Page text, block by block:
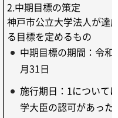
2.中期目標の策定
神戸市公立大学法人が達
る目標を定めるもの
中期目標の期間：令
月31日
施行期日：1について
学大臣の認可があっ